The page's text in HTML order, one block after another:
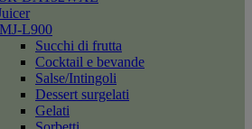
MJ-L900
Succhi di frutta
Cocktail e bevande
Salse/Intingoli
Dessert surgelati
Gelati